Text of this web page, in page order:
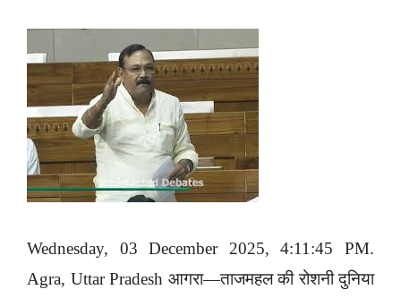
Wednesday, 03 December 2025, 4:11:45 PM.
Agra, Uttar Pradesh आगरा—ताजमहल की रोशनी दुनिया